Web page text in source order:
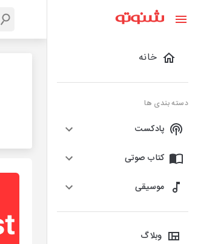
خانه
دسته بندی ها
پادکست
کتاب صوتی
موسیقی
وبلاگ